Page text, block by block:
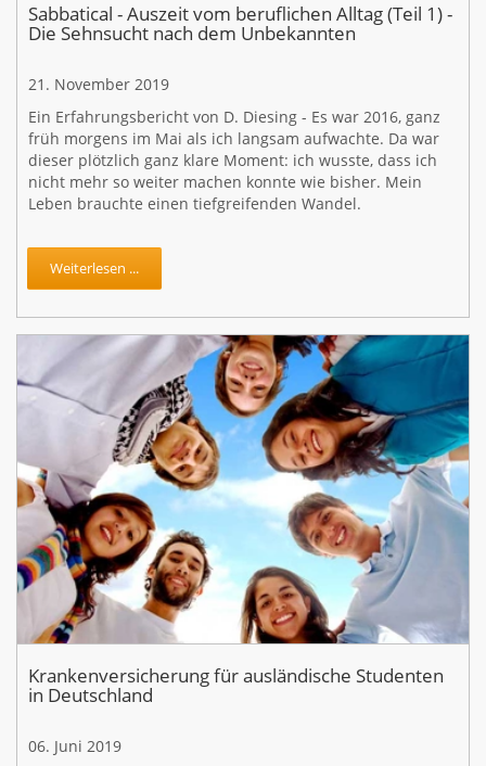
Sabbatical - Auszeit vom beruflichen Alltag (Teil 1) -
Die Sehnsucht nach dem Unbekannten
21. November 2019
Ein Erfahrungsbericht von D. Diesing - Es war 2016, ganz
früh morgens im Mai als ich langsam aufwachte. Da war
dieser plötzlich ganz klare Moment: ich wusste, dass ich
nicht mehr so weiter machen konnte wie bisher. Mein
Leben brauchte einen tiefgreifenden Wandel.
Weiterlesen ...
Krankenversicherung für ausländische Studenten
in Deutschland
06. Juni 2019